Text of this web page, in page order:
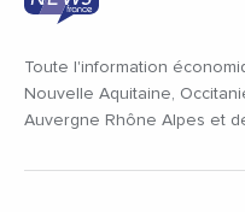
Toute l'information
Nouvelle Aquitaine,
Auvergne Rhône Alpes et